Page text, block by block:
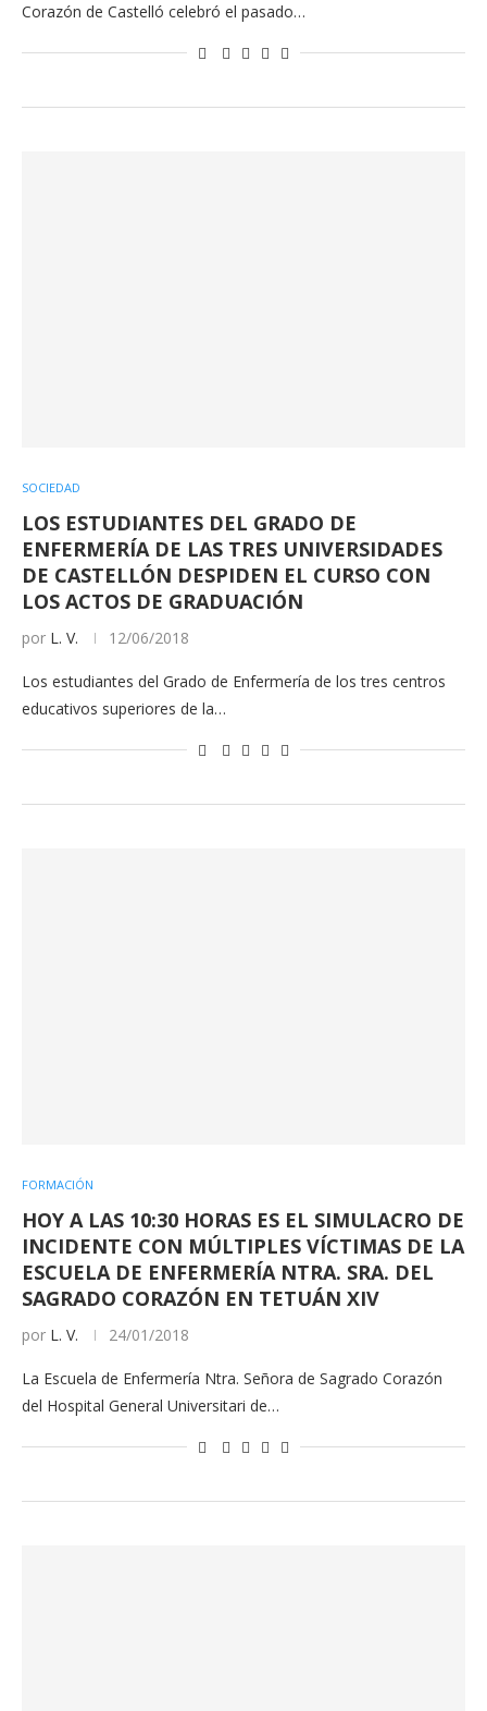
Corazón de Castelló celebró el pasado…
SOCIEDAD
LOS ESTUDIANTES DEL GRADO DE
ENFERMERÍA DE LAS TRES UNIVERSIDADES
DE CASTELLÓN DESPIDEN EL CURSO CON
LOS ACTOS DE GRADUACIÓN
por L. V. 12/06/2018
Los estudiantes del Grado de Enfermería de los tres centros
educativos superiores de la…
FORMACIÓN
HOY A LAS 10:30 HORAS ES EL SIMULACRO DE
INCIDENTE CON MÚLTIPLES VÍCTIMAS DE LA
ESCUELA DE ENFERMERÍA NTRA. SRA. DEL
SAGRADO CORAZÓN EN TETUÁN XIV
por L. V. 24/01/2018
La Escuela de Enfermería Ntra. Señora de Sagrado Corazón
del Hospital General Universitari de…